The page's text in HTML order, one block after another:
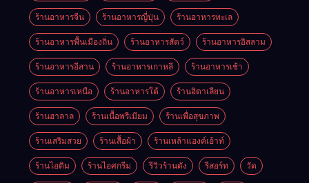
ร้านอาหารจีน ร้านอาหารญี่ปุ่น ร้านอาหารทะเล
ร้านอาหารพื้นเมืองถิ่น ร้านอาหารสัตว์ ร้านอาหารอิสลาม
ร้านอาหารอีสาน ร้านอาหารเกาหลี ร้านอาหารเช้า
ร้านอาหารเหนือ ร้านอาหารใต้ ร้านอิตาเลียน
ร้านฮาลาล ร้านเนื้อพรีเมียม ร้านเพื่อสุขภาพ
ร้านเสริมสวย ร้านเสื้อผ้า ร้านเหล้าแฮงค์เอ้าท์
ร้านไอติม ร้านไอศกรีม รีวิวร้านดัง รีสอร์ท วัด